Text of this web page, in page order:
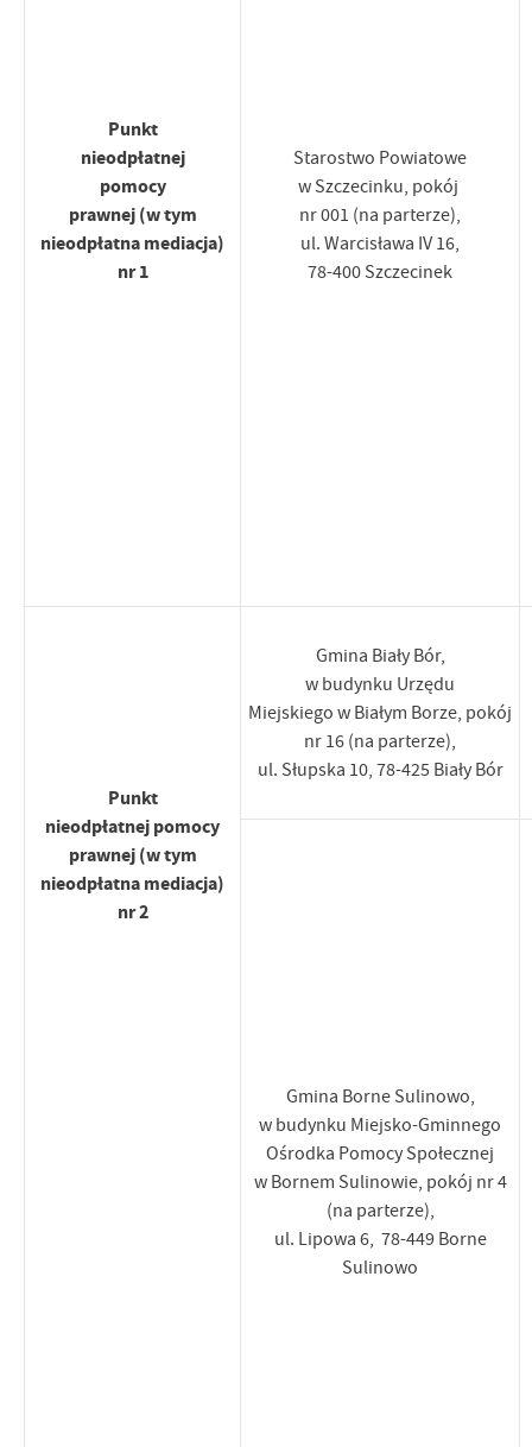
Punkt
nieodpłatnej
pomocy
prawnej (w tym
nieodpłatna mediacja)
nr 1
Starostwo Powiatowe
w Szczecinku, pokój
nr 001 (na parterze),
ul. Warcisława IV 16,
78-400 Szczecinek
Punkt
nieodpłatnej pomocy
prawnej (w tym
nieodpłatna mediacja)
nr 2
Gmina Biały Bór,
w budynku Urzędu
Miejskiego w Białym Borze, pokój
nr 16 (na parterze),
ul. Słupska 10, 78-425 Biały Bór
Gmina Borne Sulinowo,
w budynku Miejsko-Gminnego
Ośrodka Pomocy Społecznej
w Bornem Sulinowie, pokój nr 4
(na parterze),
ul. Lipowa 6, 78-449 Borne
Sulinowo